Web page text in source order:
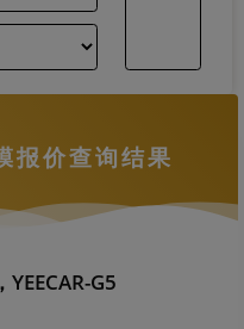
报价查询结果
G5